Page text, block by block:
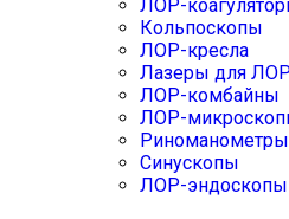
ЛОР-
Кольпоскопы
ЛОР-кресла
Лазеры для ЛОР
ЛОР-комбайны
ЛОР-
Риноманометры
Синускопы
ЛОР-эндоскопы